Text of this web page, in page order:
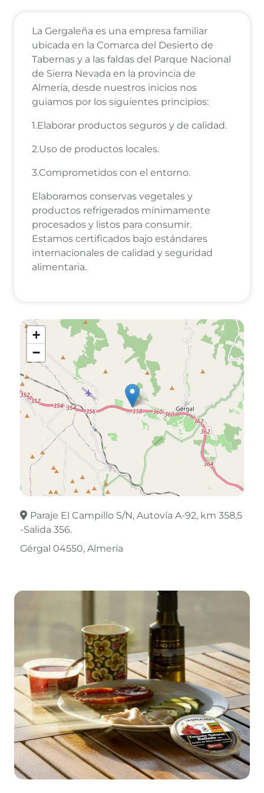
La Gergaleña es una empresa familiar
ubicada en la Comarca del Desierto de
Tabernas y a las faldas del Parque Nacional
de Sierra Nevada en la provincia de
Almería, desde nuestros inicios nos
guiamos por los siguientes principios:
1.Elaborar productos seguros y de calidad.
2.Uso de productos locales.
3.Comprometidos con el entorno.
Elaboramos conservas vegetales y
productos refrigerados mínimamente
procesados y listos para consumir.
Estamos certificados bajo estándares
internacionales de calidad y seguridad
alimentaria.
+
−
Leaflet © OpenStreetMap contributors
Paraje El Campillo S/N, Autovía A-92, km 358,5
-Salida 356.
Gérgal 04550 Almería